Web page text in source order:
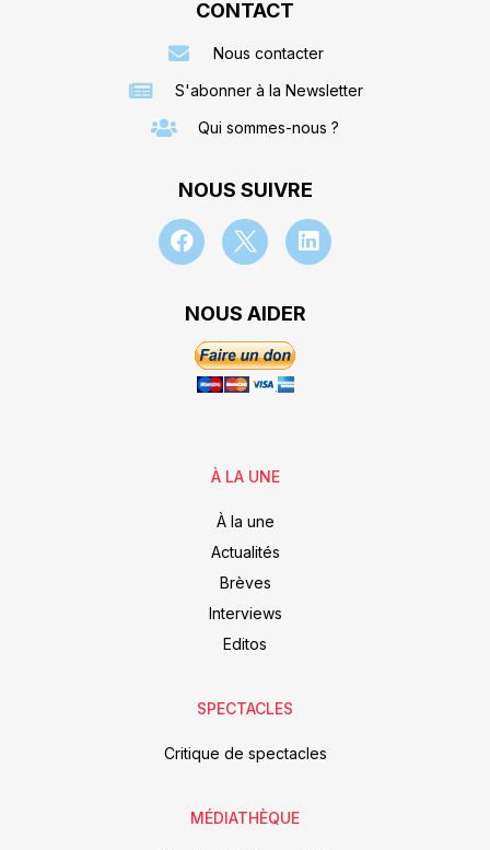
CONTACT
Nous contacter
S'abonner à la Newsletter
Qui sommes-nous ?
NOUS SUIVRE
NOUS AIDER
À LA UNE
À la une
Actualités
Brèves
Interviews
Editos
SPECTACLES
Critique de spectacles
MÉDIATHÈQUE